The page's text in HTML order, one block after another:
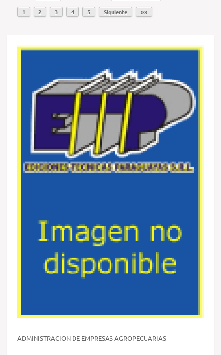
1 2 3 4 5 Siguiente »»
ADMINISTRACION DE EMPRESAS AGROPECUARIAS